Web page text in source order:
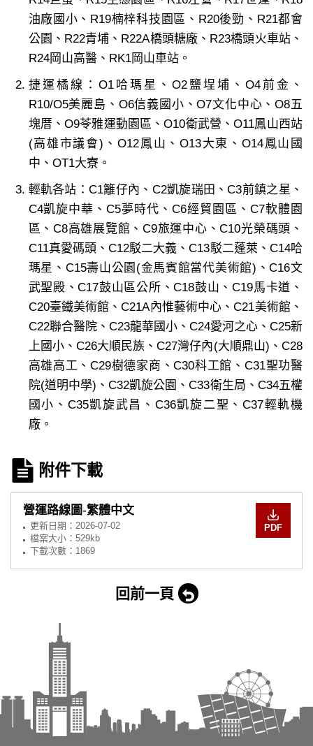
油廠國小、R19楠梓科技園區、R20後勁、R21都會
公園、R22青埔、R22A橋頭糖廠、R23橋頭火車站、
R24岡山高醫、RK1岡山車站。
捷運橘線：O1哈瑪星、O2鹽埕埔、O4前金、
R10/O5美麗島、O6信義國小、O7文化中心、O8五
塊厝、O9苓雅運動園區、O10衛武營、O11鳳山西站
(高雄市議會)、O12鳳山、O13大東、O14鳳山國
中、OT1大寮。
輕軌各站：C1籬仔內、C2凱旋瑞田、C3前鎮之星、
C4凱旋中華、C5夢時代、C6經貿園區、C7軟體園
區、C8高雄展覽館、C9旅運中心、C10光榮碼頭、
C11真愛碼頭、C12駁二大義、C13駁二蓬萊、C14哈
瑪星、C15壽山公園(金馬賓館當代美術館)、C16文
武聖殿、C17鼓山區公所、C18鼓山、C19馬卡道、
C20臺鐵美術館、C21A內惟藝術中心、C21美術館、
C22聯合醫院、C23龍華國小、C24愛河之心、C25新
上國小、C26大順民族、C27灣仔內(大順鼎山)、C28
高雄高工、C29樹德家商、C30科工館、C31聖功醫
院(道明中學)、C32凱旋公園、C33衛生局、C34五權
國小、C35凱旋武昌、C36凱旋二聖、C37輕軌機
廠。
附件下載
營運路線圖-繁體中文
更新日期： 2026-07-02
檔案大小：529kb
下載次數：1869
PDF
回前一頁